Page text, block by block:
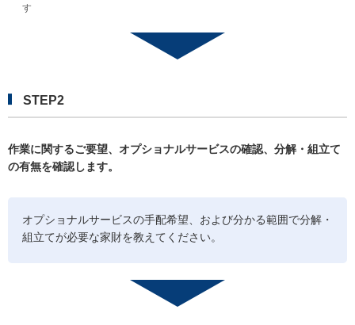
す
STEP2
作業に関するご要望、オプショナルサービスの確認、分解・組立て
の有無を確認します。
オプショナルサービスの手配希望、および分かる範囲で分解・
組立てが必要な家財を教えてください。